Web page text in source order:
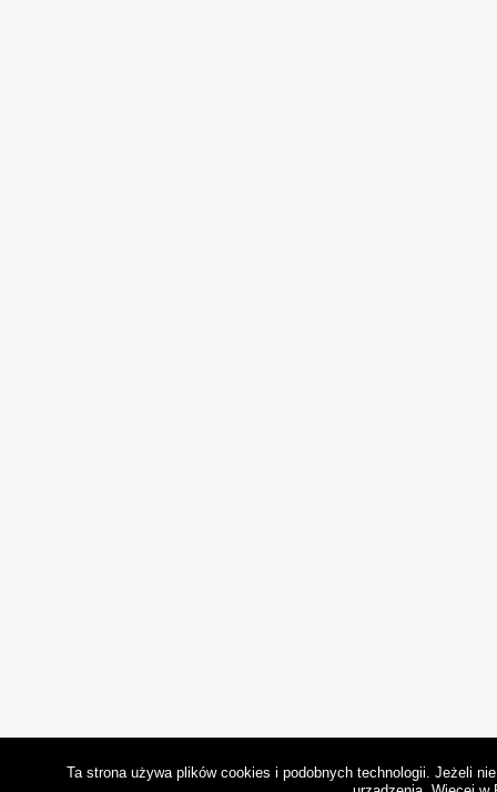
Ta strona używa plików cookies i podobnych technologii. Jeżeli